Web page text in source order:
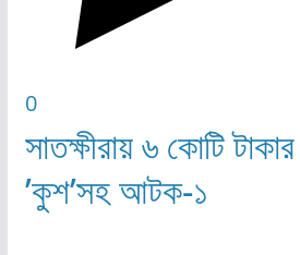
0
সাতক্ষীরায় ৬ কোটি
’কুশ’সহ আটক-১